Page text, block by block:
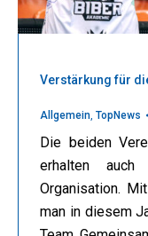
Verstärkung für
Allgemein, TopNews
Die beiden
erhalten
Organisation.
man in diesem